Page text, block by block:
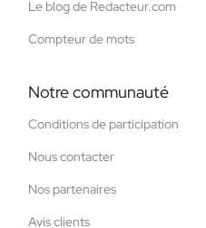
Le blog de Redacteur.com
Compteur de mots
Notre communauté
Conditions de participation
Nous contacter
Nos partenaires
Avis clients